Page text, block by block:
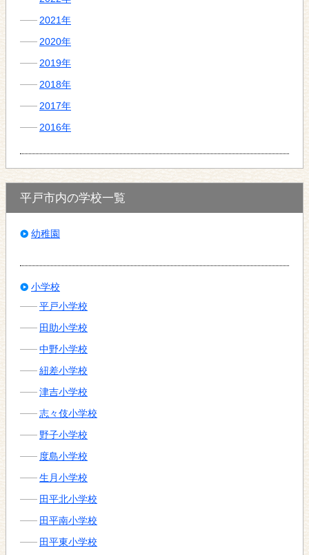
2021年
2020年
2019年
2018年
2017年
2016年
平戸市内の学校一覧
幼稚園
小学校
平戸小学校
田助小学校
中野小学校
紐差小学校
津吉小学校
志々伎小学校
野子小学校
度島小学校
生月小学校
田平北小学校
田平南小学校
田平東小学校